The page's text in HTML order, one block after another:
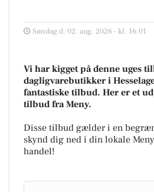
Søndag d. 02. aug. 2026 - kl. 16:01
Vi har kigget på denne uges
dagligvarebutikker i
fantastiske tilbud. Her er et
tilbud fra Meny.
Disse tilbud gælder i en
skynd dig ned i din lokale
handel!